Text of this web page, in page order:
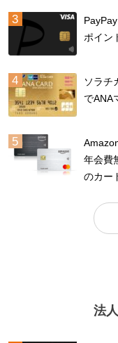
ポイン
ソラチ
でANA
年会費
のカー
法